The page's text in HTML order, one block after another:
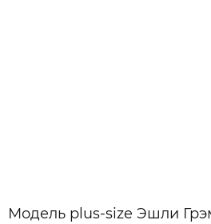
Модель plus-size Эшли